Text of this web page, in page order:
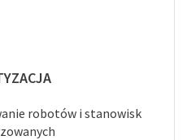
robotów i stanowisk